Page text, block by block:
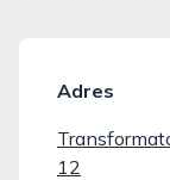
Adres
12